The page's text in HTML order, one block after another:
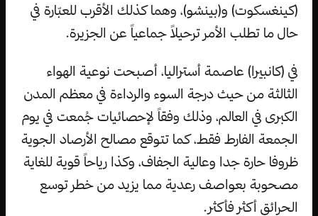
(كينغسكوت) و(بينشو)، وهما كذلك الأقرب للعبّارة في
حال ما تطلب الأمر ترحيلاً جماعياً عن الجزيرة.
في (كانبيرا) عاصمة أستراليا، أصبحت نوعية الهواء
الثالثة من حيث درجة السوء والرداءة في معظم المدن
الكبرى في العالم، وذلك وفقاً لإحصائيات جُمعت في يوم
الجمعة الفارط فقط، كما تتوقع مصالح الأرصاد الجوية
ظروفا حارة جدا وعالية الجفاف، وكذا رياحاً قوية للغاية
مصحوبة بعواصف رعدية مما يزيد من خطر توسع
الحرائق أكثر فأكثر.